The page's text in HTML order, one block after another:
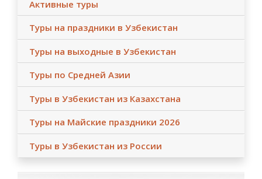
жд и авиа рейсов).
ДОПОЛНИТЕЛЬНЫЕ УСЛУГИ
- По запросу ( с доплатой) можем забронировать
дополнительные ночи в отелях, дополнительные
экскурсии, питание в ресторанах и гостевых домах (
сет меню), мастер-классы и трансферы.
- Стоимость тура для детей ( с сопровождением
родителей):
Детям до 10 лет - оплата 80% от стоимости тура,
детям от 10 лет и старше - оплата 100% от
стоимости тура.
Активные туры
Туры на праздники в Узбекистан
Туры на выходные в Узбекистан
Туры по Средней Азии
Туры в Узбекистан из Казахстана
Туры на Майские праздники 2026
Туры в Узбекистан из России